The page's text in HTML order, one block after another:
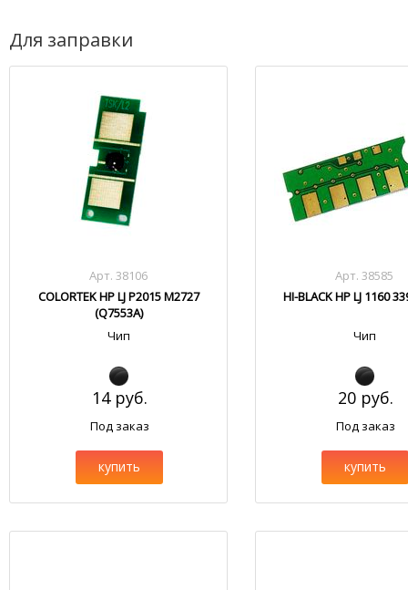
Для заправки
Арт. 38106
COLORTEK HP LJ P2015 M2727
(Q7553A)
Чип
14 руб.
Под заказ
купить
Арт. 38585
HI-BLACK HP LJ 1160
Чип
20 руб.
Под заказ
купить